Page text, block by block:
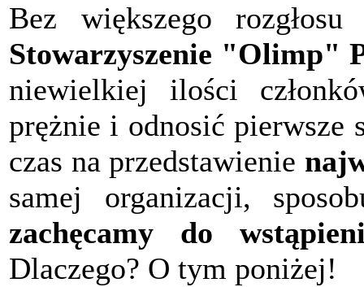
Bez większego
Stowarzyszenie "Olimp"
niewielkiej ilości
prężnie i odnosić pierwsze
czas na przedstawienie
samej organizacji,
zachęcamy do
Dlaczego? O tym poniżej!